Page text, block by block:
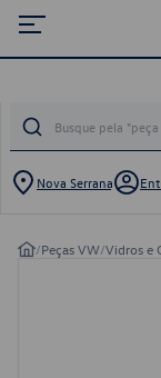
Nova Serrana
/Peças VW/Vidros e